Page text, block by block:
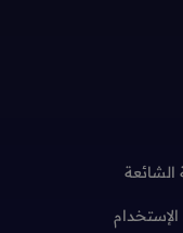
الشائعة